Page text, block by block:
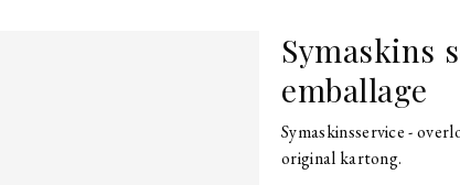
Symaskins
emballage
Symaskinsservice -
original kartong.